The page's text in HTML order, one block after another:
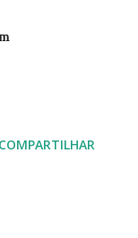
COMPARTILHAR